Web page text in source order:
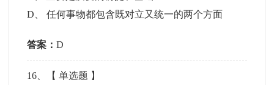
D 、任何事物都包含既对立又统一的两个方面
答案：D
16 、【单选题 】